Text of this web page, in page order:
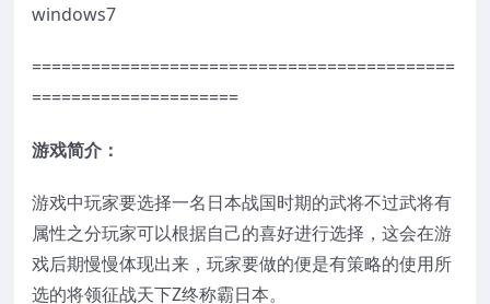
windows7
===========================================
=====================
游戏简介：
游戏中玩家要选择一名日本战国时期的武将不过武将有
属性之分玩家可以根据自己的喜好进行选择，这会在游
戏后期慢慢体现出来，玩家要做的便是有策略的使用所
选的将领征战天下Z终称霸日本。